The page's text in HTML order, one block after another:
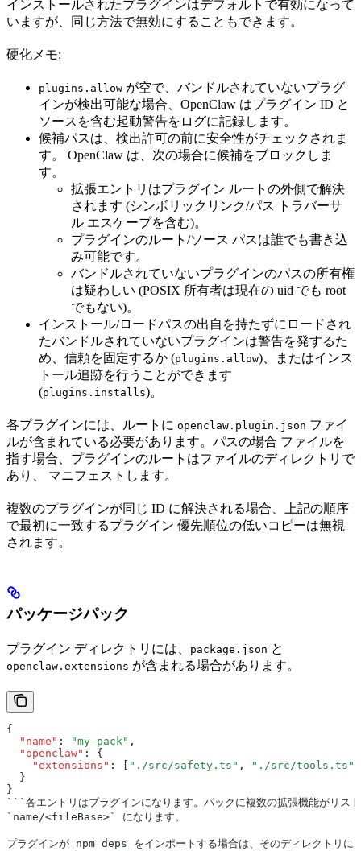
インストールされたプラグインはデフォルトで有効になって
いますが、同じ方法で無効にすることもできます。
硬化メモ:
plugins.allow が空で、バンドルされていないプラグ
インが検出可能な場合、OpenClaw はプラグイン ID と
ソースを含む起動警告をログに記録します。
候補パスは、検出許可の前に安全性がチェックされま
す。 OpenClaw は、次の場合に候補をブロックしま
す。
拡張エントリはプラグイン ルートの外側で解決
されます (シンボリックリンク/パス トラバーサ
ル エスケープを含む)。
プラグインのルート/ソース パスは誰でも書き込
み可能です。
バンドルされていないプラグインのパスの所有権
は疑わしい (POSIX 所有者は現在の uid でも root
でもない)。
インストール/ロードパスの出自を持たずにロードされ
たバンドルされていないプラグインは警告を発するた
め、信頼を固定するか (plugins.allow)、またはインス
トール追跡を行うことができます
(plugins.installs)。
各プラグインには、ルートに openclaw.plugin.json ファイ
ルが含まれている必要があります。パスの場合 ファイルを
指す場合、プラグインのルートはファイルのディレクトリで
あり、 マニフェストします。
複数のプラグインが同じ ID に解決される場合、上記の順序
で最初に一致するプラグイン 優先順位の低いコピーは無視
されます。
パッケージパック
プラグイン ディレクトリには、 package.json と
openclaw.extensions が含まれる場合があります。
{
  "name"
: "my-pack" ,
  "openclaw"
:
{
    "extensions"
: "./src/safety.ts" , "./src/tools.ts"
  }
}
```各エントリはプラグインになります。パックに複数の拡張機能がリス
`name/<fileBase>` になります。
プラグインが npm deps をインポートする場合は、そのディレクトリに